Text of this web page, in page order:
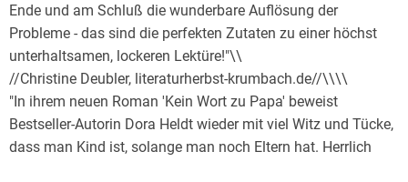
Ende und am Schluß die wunderbare Auflösung der
Probleme - das sind die perfekten Zutaten zu einer höchst
unterhaltsamen, lockeren Lektüre!"\\
//Christine Deubler, literaturherbst-krumbach.de//\\\\
"In ihrem neuen Roman 'Kein Wort zu Papa' beweist
Bestseller-Autorin Dora Heldt wieder mit viel Witz und Tücke,
dass man Kind ist, solange man noch Eltern hat. Herrlich